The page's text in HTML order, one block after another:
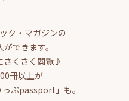
ク・マガジンの
できます。
さくさく閲覧♪
冊以上が
ぷpassport」も。